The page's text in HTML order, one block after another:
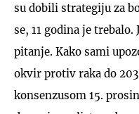
su dobili strategiju za
se, 11 godina je
pitanje. Kako sami
okvir protiv raka do
konsenzusom 15.